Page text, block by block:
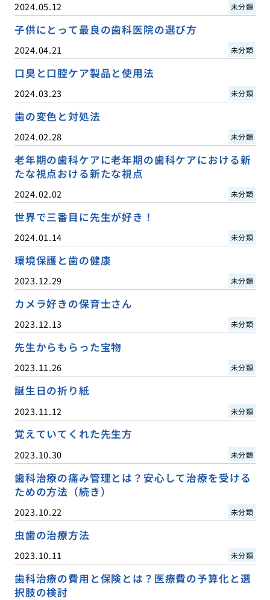
2024.05.12 未分類
子供にとって最良の歯科医院の選び方
2024.04.21 未分類
口臭と口腔ケア製品と使用法
2024.03.23 未分類
歯の変色と対処法
2024.02.28 未分類
老年期の歯科ケアに老年期の歯科ケアにおける新
たな視点おける新たな視点
2024.02.02 未分類
世界で三番目に先生が好き！
2024.01.14 未分類
環境保護と歯の健康
2023.12.29 未分類
カメラ好きの保育士さん
2023.12.13 未分類
先生からもらった宝物
2023.11.26 未分類
誕生日の折り紙
2023.11.12 未分類
覚えていてくれた先生方
2023.10.30 未分類
歯科治療の痛み管理とは？安心して治療を受ける
ための方法（続き）
2023.10.22 未分類
虫歯の治療方法
2023.10.11 未分類
歯科治療の費用と保険とは？医療費の予算化と選
択肢の検討